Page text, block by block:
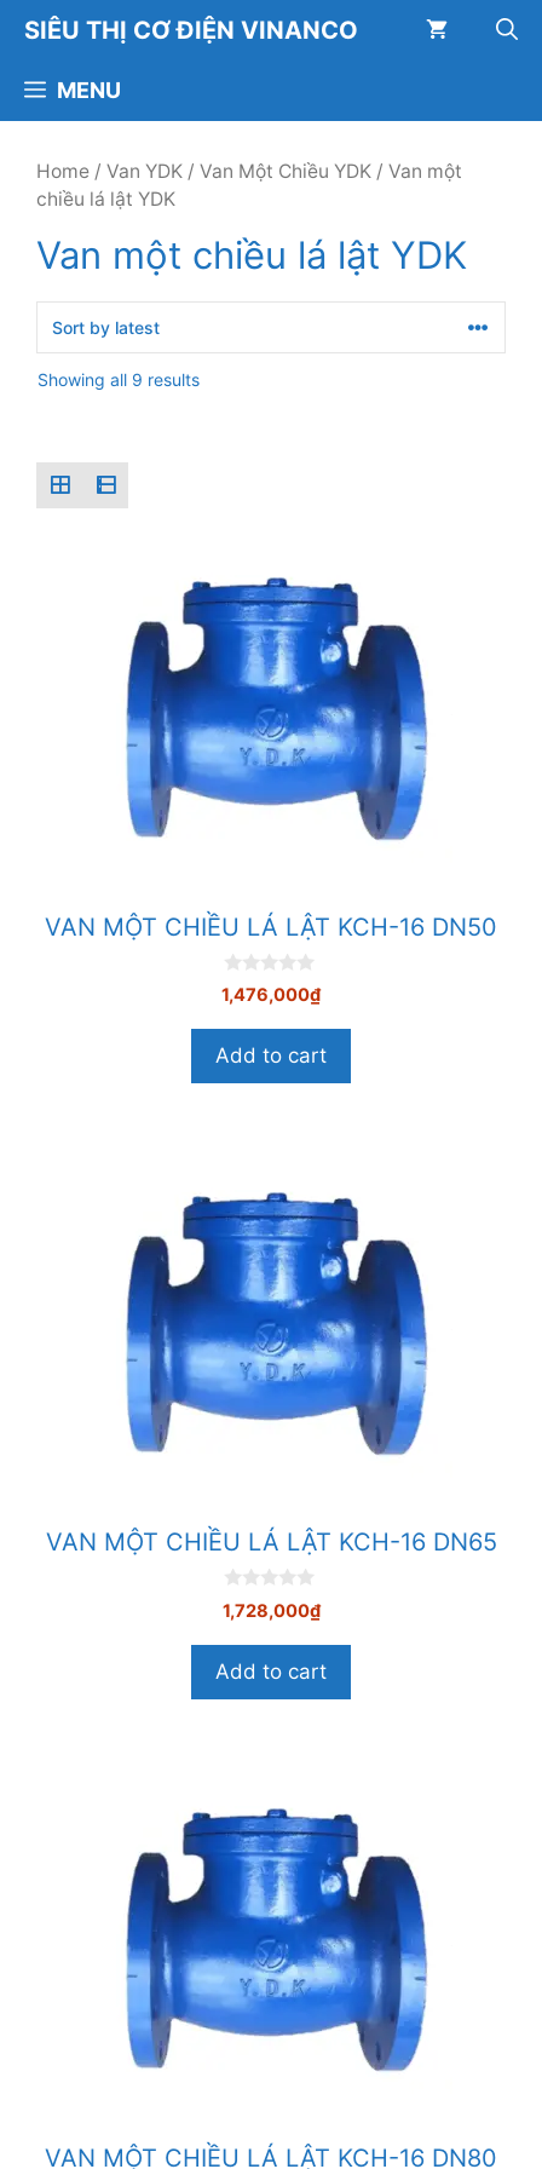
Chuyển
đến
dung
SIÊU THỊ CƠ ĐIỆN VINANCO
MENU
Home / Van YDK / Van Một Chiều YDK / Van một
chiều lá lật YDK
Van một chiều lá lật YDK
Showing all 9 results
VAN MỘT CHIỀU LÁ LẬT KCH-16 DN50
0
n
à
5
1,476,000₫
Add to cart
VAN MỘT CHIỀU LÁ LẬT KCH-16 DN65
0
n
à
5
1,728,000₫
Add to cart
VAN MỘT CHIỀU LÁ LẬT KCH-16 DN80